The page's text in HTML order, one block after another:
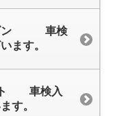
ン 車検
ます。
車検入
す。